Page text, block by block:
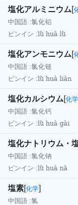
塩化アルミニウム[
中国語 :氯化铝
ピンイン :lǜ huà lǜ
塩化アンモニウム[
中国語 :氯化链
ピンイン :lǜ huà liàn
塩化カルシウム[化学
中国語 :氯化钙
ピンイン :lǜ huà gài
塩化ナトリウム・
中国語 :氯化钠
ピンイン :lǜ huà nà
塩素[化学]
中国語 :氯